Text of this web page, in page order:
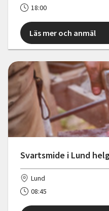
18:00
Läs mer och anmäl
Svartsmide i Lund
Lund
08:45